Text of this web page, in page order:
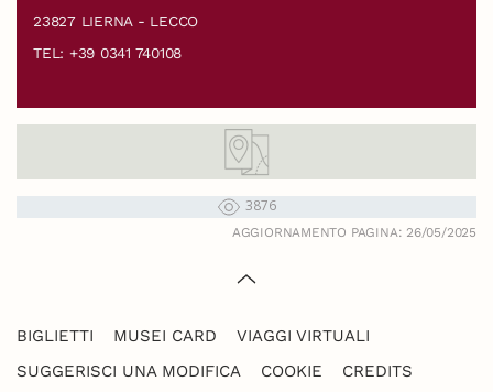
23827 LIERNA - LECCO
TEL: +39 0341 740108
3876
AGGIORNAMENTO PAGINA: 26/05/2025
BIGLIETTI MUSEI CARD
VIAGGI VIRTUALI
SUGGERISCI UNA MODIFICA
COOKIE CREDITS